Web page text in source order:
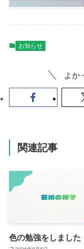
お知らせ
よか
関連記事
色の勉強をしました